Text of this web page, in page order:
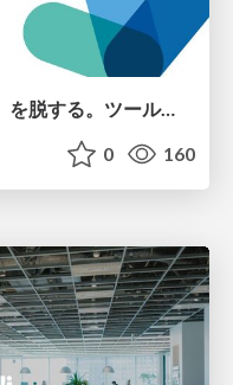
「AIを入れたのに変わらない」を脱する。ツール導入から文化定着まで、1年間の実践知を公開
0 160